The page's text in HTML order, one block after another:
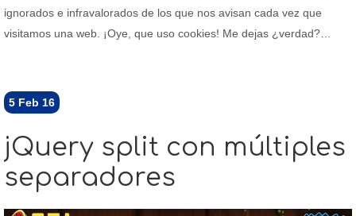
ignorados e infravalorados de los que nos avisan cada vez que
visitamos una web. ¡Oye, que uso cookies! Me dejas ¿verdad?…
5 Feb 16
jQuery split con múltiples
separadores